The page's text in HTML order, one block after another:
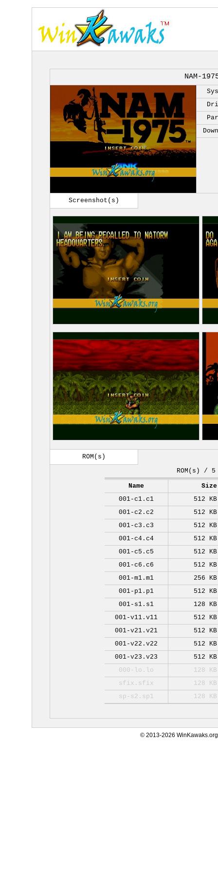
NAM-
Screenshot(s)
ROM(s)
ROM(s) / 5
Name
Size
001-c1.c1
512 KB
001-c2.c2
512 KB
001-c3.c3
512 KB
001-c4.c4
512 KB
001-c5.c5
512 KB
001-c6.c6
512 KB
001-m1.m1
256 KB
001-p1.p1
512 KB
001-s1.s1
128 KB
001-v11.v11
512 KB
001-v21.v21
512 KB
001-v22.v22
512 KB
001-v23.v23
512 KB
000-lo.lo
128 KB
sfix.sfix
128 KB
sp-s2.sp1
128 KB
© 2013-2026